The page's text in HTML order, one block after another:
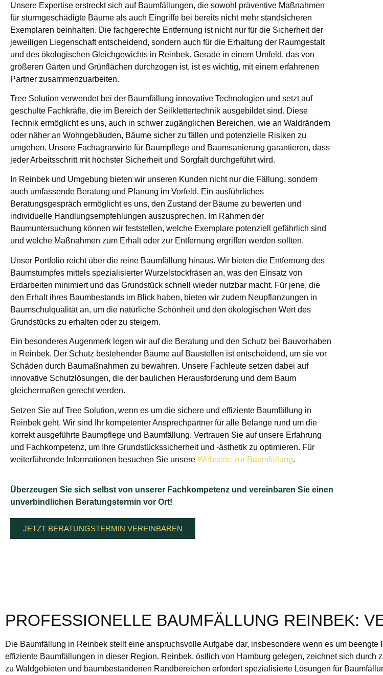
Unsere Expertise erstreckt sich auf Baumfällungen, die sowohl präventive Maßnahmen
für sturmgeschädigte Bäume als auch Eingriffe bei bereits nicht mehr standsicheren
Exemplaren beinhalten. Die fachgerechte Entfernung ist nicht nur für die Sicherheit der
jeweiligen Liegenschaft entscheidend, sondern auch für die Erhaltung der Raumgestalt
und des ökologischen Gleichgewichts in Reinbek. Gerade in einem Umfeld, das von
größeren Gärten und Grünflächen durchzogen ist, ist es wichtig, mit einem erfahrenen
Partner zusammenzuarbeiten.
Tree Solution verwendet bei der Baumfällung innovative Technologien und setzt auf
geschulte Fachkräfte, die im Bereich der Seilklettertechnik ausgebildet sind. Diese
Technik ermöglicht es uns, auch in schwer zugänglichen Bereichen, wie an Waldrändern
oder näher an Wohngebäuden, Bäume sicher zu fällen und potenzielle Risiken zu
umgehen. Unsere Fachagrarwirte für Baumpflege und Baumsanierung garantieren, dass
jeder Arbeitsschritt mit höchster Sicherheit und Sorgfalt durchgeführt wird.
In Reinbek und Umgebung bieten wir unseren Kunden nicht nur die Fällung, sondern
auch umfassende Beratung und Planung im Vorfeld. Ein ausführliches
Beratungsgespräch ermöglicht es uns, den Zustand der Bäume zu bewerten und
individuelle Handlungsempfehlungen auszusprechen. Im Rahmen der
Baumuntersuchung können wir feststellen, welche Exemplare potenziell gefährlich sind
und welche Maßnahmen zum Erhalt oder zur Entfernung ergriffen werden sollten.
Unser Portfolio reicht über die reine Baumfällung hinaus. Wir bieten die Entfernung des
Baumstumpfes mittels spezialisierter Wurzelstockfräsen an, was den Einsatz von
Erdarbeiten minimiert und das Grundstück schnell wieder nutzbar macht. Für jene, die
den Erhalt ihres Baumbestands im Blick haben, bieten wir zudem Neupflanzungen in
Baumschulqualität an, um die natürliche Schönheit und den ökologischen Wert des
Grundstücks zu erhalten oder zu steigern.
Ein besonderes Augenmerk legen wir auf die Beratung und den Schutz bei Bauvorhaben
in Reinbek. Der Schutz bestehender Bäume auf Baustellen ist entscheidend, um sie vor
Schäden durch Baumaßnahmen zu bewahren. Unsere Fachleute setzen dabei auf
innovative Schutzlösungen, die der baulichen Herausforderung und dem Baum
gleichermaßen gerecht werden.
Setzen Sie auf Tree Solution, wenn es um die sichere und effiziente Baumfällung in
Reinbek geht. Wir sind Ihr kompetenter Ansprechpartner für alle Belange rund um die
korrekt ausgeführte Baumpflege und Baumfällung. Vertrauen Sie auf unsere Erfahrung
und Fachkompetenz, um Ihre Grundstückssicherheit und -ästhetik zu optimieren. Für
weiterführende Informationen besuchen Sie unsere Webseite zur Baumfällung.
Überzeugen Sie sich selbst von unserer Fachkompetenz und vereinbaren Sie einen
unverbindlichen Beratungstermin vor Ort!
JETZT BERATUNGSTERMIN VEREINBAREN
PROFESSIONELLE BAUMFÄLLUNG REINBEK:
Die Baumfällung in Reinbek stellt eine anspruchsvolle Aufgabe dar, insbesondere wenn es um
effiziente Baumfällungen in dieser Region. Reinbek, östlich von Hamburg gelegen, zeichnet sich
zu Waldgebieten und baumbestandenen Randbereichen erfordert spezialisierte Lösungen für